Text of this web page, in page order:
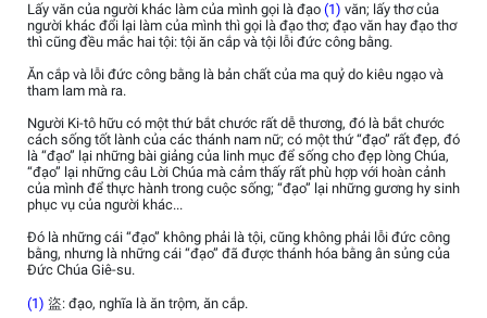
Lấy văn của người khác làm của mình gọi là đạo (1) văn; lấy thơ của
người khác đổi lại làm của mình thì gọi là đạo thơ; đạo văn hay đạo thơ
thì cũng đều mắc hai tội: tội ăn cắp và tội lỗi đức công bằng.
Ăn cắp và lỗi đức công bằng là bản chất của ma quỷ do kiêu ngạo và
tham lam mà ra.
Người Ki-tô hữu có một thứ bắt chước rất dễ thương, đó là bắt chước
cách sống tốt lành của các thánh nam nữ; có một thứ “đạo” rất đẹp, đó
là “đạo” lại những bài giảng của linh mục để sống cho đẹp lòng Chúa,
“đạo” lại những câu Lời Chúa mà cảm thấy rất phù hợp với hoàn cảnh
của mình để thực hành trong cuộc sống; “đạo” lại những gương hy sinh
phục vụ của người khác...
Đó là những cái “đạo” không phải là tội, cũng không phải lỗi đức công
bằng, nhưng là những cái “đạo” đã được thánh hóa bằng ân sủng của
Đức Chúa Giê-su.
(1) 盜: đạo, nghĩa là ăn trộm, ăn cắp.